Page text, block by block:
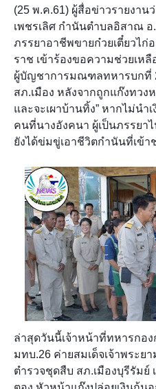
(25 พ.ค.61) ผู้สื่อข่าวรายงา
เพชรเลิศ กำนันตำบลอิสาณ อ
ภรรยาอาชีพขายก๋วยเตี๋ยวไก่
ราช เข้าร้องขอความช่วยเห
ผู้บัญชาการมณฑลทหารบกที่
สภ.เมือง หลังจากถูกแก๊งทวง
และจะเผาบ้านทิ้ง” หากไม่น
คนที่นางอังคนา ผู้เป็นภรรยา
ยังได้ข่มขู่เอาชีวิตกำนันที่เข้า
ล่าสุดวันนี้เจ้าหน้าที่ทหารกอง
มทบ.26 ค่ายสมเด็จเจ้าพระย
ตำรวจชุดสืบ สภ.เมืองบุรีรัมย์